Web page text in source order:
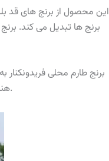
این محصول از برنج های قد
برنج ها تبدیل می کند.
برنج طارم محلی
هنگام خرید دقت کنید که رنگ این برنج سفید مایل به کرم است و دانه های آن قد بلند هستند.